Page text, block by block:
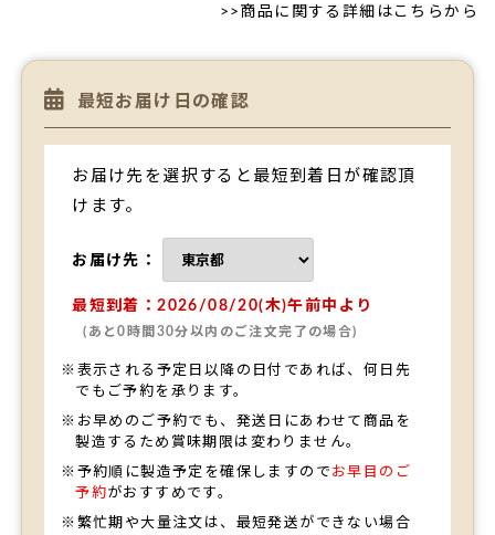
感動できる場面に文の菓のバウムクーヘンで想いを伝えるこ
ありがとうございました。（723様）
ご購入頂いた商品：
ウムクーヘン(5個入り)
>> 商品に関する詳細はこちらから
最短お届け日の確認
お届け先を選択すると最短到着日が確認頂
けます。
お届け先：
最短到着：2026/08/20(木)午前中より
(あと0時間30分以内のご注文完了の場合)
※表示される予定日以降の日付であれば、何日先
でもご予約を承ります。
※お早めのご予約でも、発送日にあわせて商品を
製造するため賞味期限は変わりません。
※予約順に製造予定を確保しますので お早目のご
予約がおすすめです。
※繁忙期や大量注文は、最短発送ができない場合